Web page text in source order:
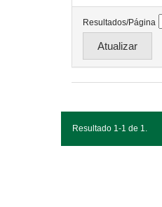
Resultados/Página
Resultado 1-1 de 1.